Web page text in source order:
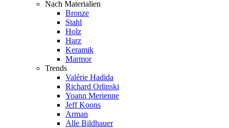
Nach Materialien
Bronze
Stahl
Holz
Harz
Keramik
Marmor
Trends
Valérie Hadida
Richard Orlinski
Yoann Merienne
Jeff Koons
Arman
Alle Bildhauer